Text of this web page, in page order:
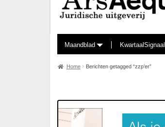
Maandblad KwartaalSignaal
Home Berichten getagged “zzp’er”